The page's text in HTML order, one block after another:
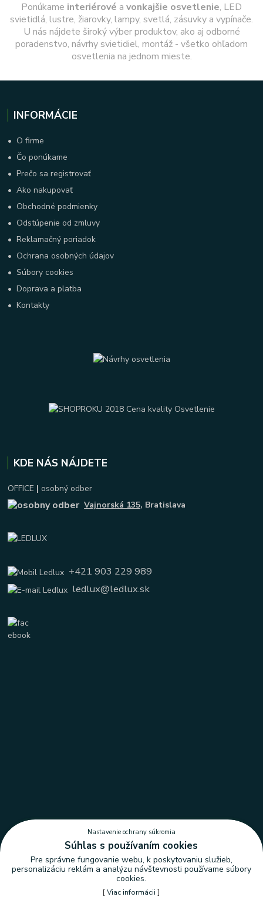
Ponúkame interiérové a vonkajšie osvetlenie, LED
svietidlá, lustre, žiarovky, lampy, svetlá, zásuvky a vypínače.
U nás nájdete široký výber produktov, ako aj odborné
poradenstvo, návrhy svietidiel, montáž - všetko ohľadom
osvetlenia na jednom mieste.
INFORMÁCIE
• O firme
• Čo ponúkame
•Prečo sa registrovať
•Ako nakupovať
• Obchodné podmienky
• Odstúpenie od zmluvy
•Reklamačný poriadok
• Ochrana osobných údajov
•Súbory cookies
•Doprava a platba
•Kontakty
KDE NÁS NÁJDETE
OFFICE | osobný odber
Vajnorská 135, Bratislava
+421 903 229 989
ledlux@ledlux.sk
Nastavenie ochrany súkromia
Súhlas s používaním cookies
Pre správne fungovanie webu, k poskytovaniu služieb,
personalizáciu reklám a analýzu návštevnosti používame súbory
cookies.
[Viac informácii ]